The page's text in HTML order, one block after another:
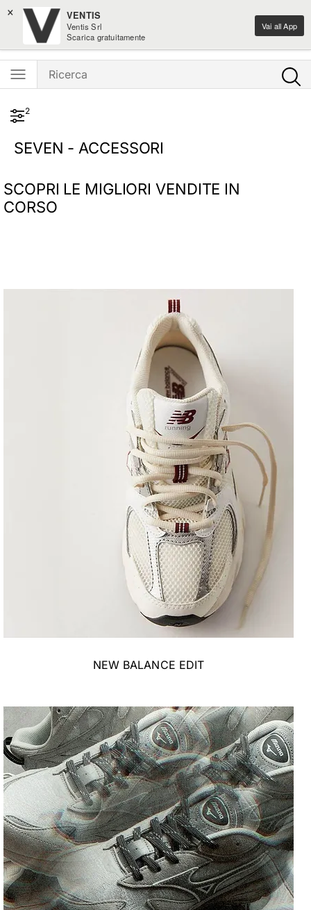
× VENTIS
Ventis Srl
Scarica gratuitamente
Vai all App
Spedizione gratis sui nuovi arrivi moda sopra i 100€
Ventis - L'e-shopping parla italiano
2
SEVEN - ACCESSORI
SCOPRI LE MIGLIORI VENDITE IN
CORSO
NEW BALANCE EDIT